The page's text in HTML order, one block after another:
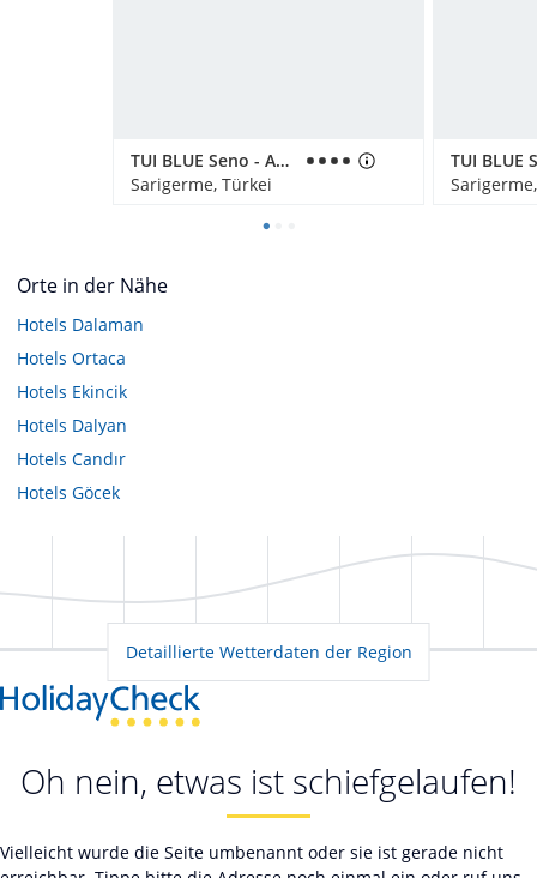
TUI BLUE Seno - Adults Only
Sarigerme, Türkei
Orte in der Nähe
Hotels Dalaman
Hotels Ortaca
Hotels Ekincik
Hotels Dalyan
Hotels Candır
Hotels Göcek
Detaillierte Wetterdaten der Region
Oh nein, etwas ist schiefgelaufen!
Vielleicht wurde die Seite umbenannt oder sie ist gerade nicht